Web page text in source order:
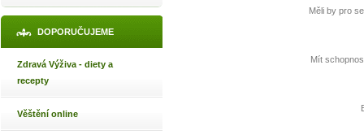
DOPORUČUJEME
Zdravá Výživa - diety a
recepty
Věštění online
Měli by pro
Mít